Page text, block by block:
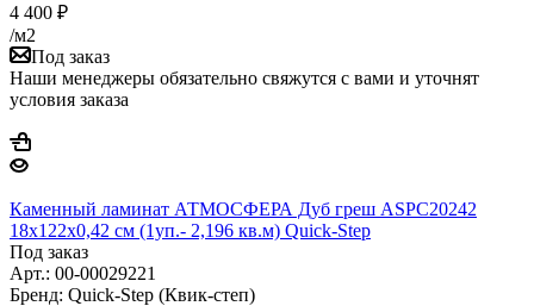
4 400 ₽
/м2
Под заказ
Наши менеджеры обязательно свяжутся с вами и уточнят
условия заказа
Каменный ламинат АТМОСФЕРА Дуб греш ASPC20242
18х122х0,42 см (1уп.- 2,196 кв.м) Quick-Step
Под заказ
Арт.: 00-00029221
Бренд: Quick-Step (Квик-степ)